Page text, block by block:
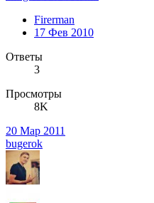
Firerman
17 Фев 2010
Ответы
3
Просмотры
8K
20 Мар 2011
bugerok